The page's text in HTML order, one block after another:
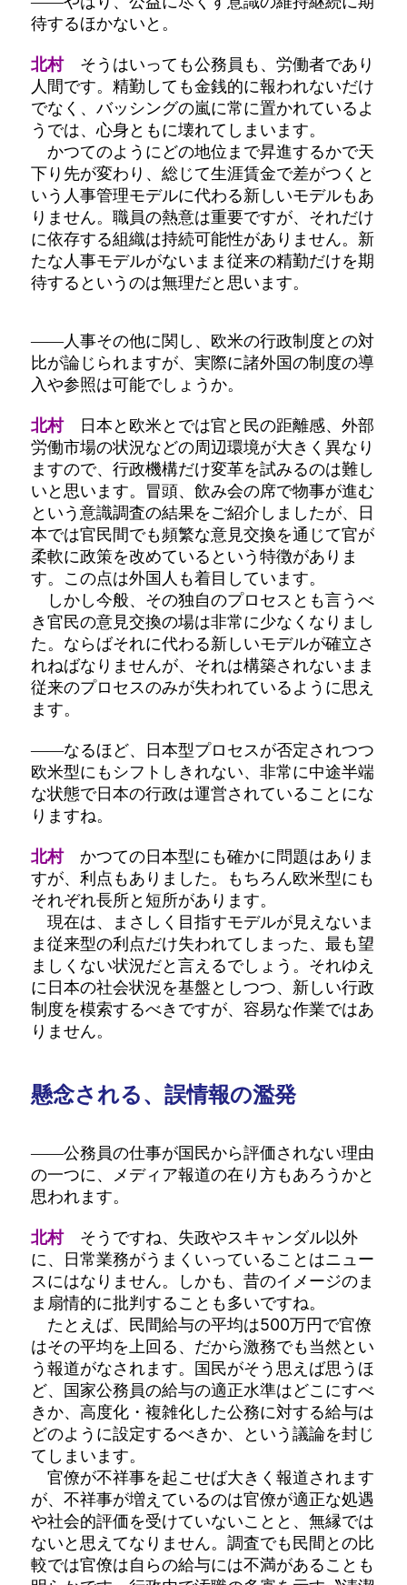
待するほかないと。
北村そうはいっても公務員も、労働者であり
人間です。精勤しても金銭的に報われないだけ
でなく、バッシングの嵐に常に置かれているよ
うでは、心身ともに壊れてしまいます。
かつてのようにどの地位まで昇進するかで天
下り先が変わり、総じて生涯賃金で差がつくと
いう人事管理モデルに代わる新しいモデルもあ
りません。職員の熱意は重要ですが、それだけ
に依存する組織は持続可能性がありません。新
たな人事モデルがないまま従来の精勤だけを期
待するというのは無理だと思います。
――人事その他に関し、欧米の行政制度との対
比が論じられますが、実際に諸外国の制度の導
入や参照は可能でしょうか。
北村日本と欧米とでは官と民の距離感、外部
労働市場の状況などの周辺環境が大きく異なり
ますので、行政機構だけ変革を試みるのは難し
いと思います。冒頭、飲み会の席で物事が進む
という意識調査の結果をご紹介しましたが、日
本では官民間でも頻繁な意見交換を通じて官が
柔軟に政策を改めているという特徴がありま
す。この点は外国人も着目しています。
しかし今般、その独自のプロセスとも言うべ
き官民の意見交換の場は非常に少なくなりまし
た。ならばそれに代わる新しいモデルが確立さ
れねばなりませんが、それは構築されないまま
従来のプロセスのみが失われているように思え
ます。
――なるほど、日本型プロセスが否定されつつ
欧米型にもシフトしきれない、非常に中途半端
な状態で日本の行政は運営されていることにな
りますね。
北村かつての日本型にも確かに問題はありま
すが、利点もありました。もちろん欧米型にも
それぞれ長所と短所があります。
現在は、まさしく目指すモデルが見えないま
ま従来型の利点だけ失われてしまった、最も望
ましくない状況だと言えるでしょう。それゆえ
に日本の社会状況を基盤としつつ、新しい行政
制度を模索するべきですが、容易な作業ではあ
りません。
懸念される、誤情報の濫発
――公務員の仕事が国民から評価されない理由
の一つに、メディア報道の在り方もあろうかと
思われます。
北村そうですね、失政やスキャンダル以外
に、日常業務がうまくいっていることはニュー
スにはなりません。しかも、昔のイメージのま
ま扇情的に批判することも多いですね。
たとえば、民間給与の平均は500万円で官僚
はその平均を上回る、だから激務でも当然とい
う報道がなされます。国民がそう思えば思うほ
ど、国家公務員の給与の適正水準はどこにすべ
きか、高度化・複雑化した公務に対する給与は
どのように設定するべきか、という議論を封じ
てしまいます。
官僚が不祥事を起こせば大きく報道されます
が、不祥事が増えているのは官僚が適正な処遇
や社会的評価を受けていないことと、無縁では
ないと思えてなりません。調査でも民間との比
較では官僚は自らの給与には不満があることも